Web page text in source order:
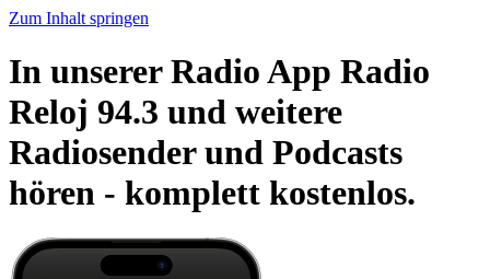
Zum Inhalt springen
In unserer Radio App Radio
Reloj 94.3 und weitere
Radiosender und Podcasts
hören - komplett kostenlos.